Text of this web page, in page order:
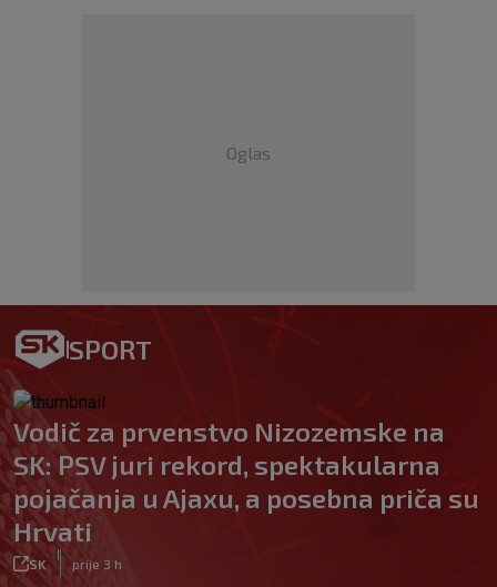
Oglas
SPORT
Vodič za prvenstvo Nizozemske na
SK: PSV juri rekord, spektakularna
pojačanja u Ajaxu, a posebna priča su
Hrvati
SK prije 3 h